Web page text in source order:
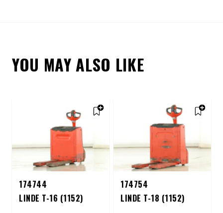
YOU MAY ALSO LIKE
174744
LINDE T-16 (1152)
174754
LINDE T-18 (1152)